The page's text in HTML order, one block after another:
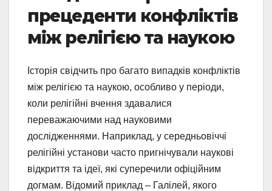
прецеденти конфліктів
між релігією та наукою
Історія свідчить про багато випадків конфліктів
між релігією та наукою, особливо у періоди,
коли релігійні вчення здавалися
переважаючими над науковими
дослідженнями. Наприклад, у середньовіччі
релігійні установи часто пригнічували наукові
відкриття та ідеї, які суперечили офіційним
догмам. Відомий приклад – Галілей, якого